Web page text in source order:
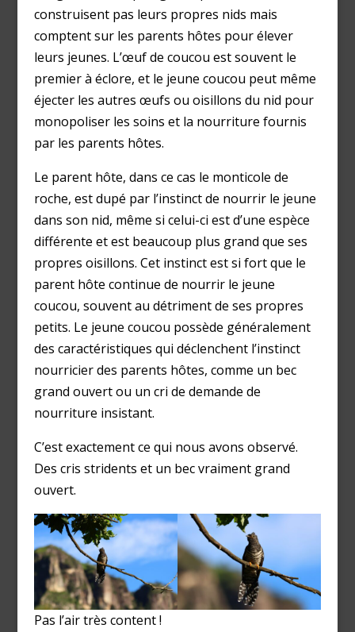
construisent pas leurs propres nids mais
comptent sur les parents hôtes pour élever
leurs jeunes. L’œuf de coucou est souvent le
premier à éclore, et le jeune coucou peut même
éjecter les autres œufs ou oisillons du nid pour
monopoliser les soins et la nourriture fournis
par les parents hôtes.
Le parent hôte, dans ce cas le monticole de
roche, est dupé par l’instinct de nourrir le jeune
dans son nid, même si celui-ci est d’une espèce
différente et est beaucoup plus grand que ses
propres oisillons. Cet instinct est si fort que le
parent hôte continue de nourrir le jeune
coucou, souvent au détriment de ses propres
petits. Le jeune coucou possède généralement
des caractéristiques qui déclenchent l’instinct
nourricier des parents hôtes, comme un bec
grand ouvert ou un cri de demande de
nourriture insistant.
C’est exactement ce qui nous avons observé.
Des cris stridents et un bec vraiment grand
ouvert.
Pas l’air très content !